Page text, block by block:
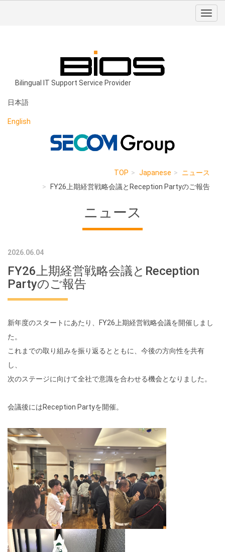
Bilingual IT Support Service Provider
日本語
English
TOP Japanese
ニュース
FY26上期経営戦略会議とReception Partyのご報告
ニュース
2026.06.04
FY26上期経営戦略会議とReception
Partyのご報告
新年度のスタートにあたり、 FY26 上期経営戦略会議を開催しまし
た。
これまでの取り組みを振り返るとともに、今後の方向性を共有
し、
次のステージに向けて全社で意識を合わせる機会となりました。
会議後にはReception Partyを開催。